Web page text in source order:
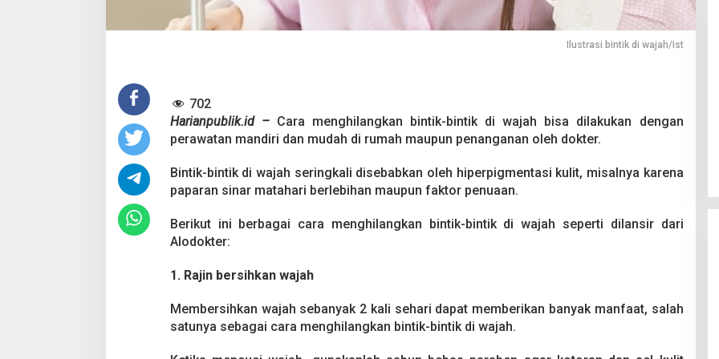
k
j
a
Ilustrasi bintik di wajah/Ist
702
Harianpublik.id – Cara menghilangkan bintik-bintik di wajah bisa dilakukan dengan
perawatan mandiri dan mudah di rumah maupun penanganan oleh dokter.
Bintik-bintik di wajah seringkali disebabkan oleh hiperpigmentasi kulit, misalnya karena
paparan sinar matahari berlebihan maupun faktor penuaan.
Berikut ini berbagai cara menghilangkan bintik-bintik di wajah seperti dilansir dari
Alodokter:
1. Rajin bersihkan wajah
Membersihkan wajah sebanyak 2 kali sehari dapat memberikan banyak manfaat, salah
satunya sebagai cara menghilangkan bintik-bintik di wajah.
Pesta Pernikahan Berakhir
Mencekam, Mahasiswa Ditikam
Badik Usai Cekcok saat Pesta
Miras